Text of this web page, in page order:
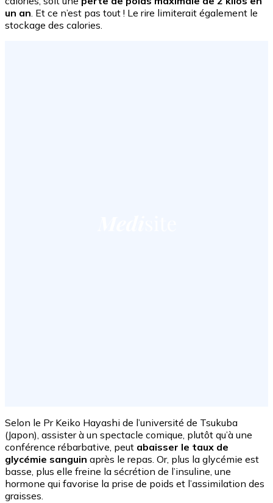
un an. Et ce n’est pas tout ! Le rire limiterait également le
stockage des calories.
Selon le Pr Keiko Hayashi de l’université de Tsukuba
(Japon), assister à un spectacle comique, plutôt qu’à une
conférence rébarbative, peut abaisser le taux de
glycémie sanguin après le repas. Or, plus la glycémie est
basse, plus elle freine la sécrétion de l’insuline, une
hormone qui favorise la prise de poids et l’assimilation des
graisses.